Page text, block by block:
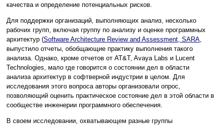
качества и определение потенциальных рисков.
Для поддержки организаций, выполняющих анализ, несколько
рабочих групп, включая группу по анализу и оценке программных
архитектур (Software Architecture Review and Assessment, SARA
выпустило отчеты, обобщающие практику выполнения такого
анализа. Однако, кроме отчетов от AT&T, Avaya Labs и Lucent
Technologies, мало где говорится о состоянии дел в области
анализа архитектур в софтверной индустрии в целом. Для
исследования этого вопроса авторы организовали опрос,
позволяющий оценить практическое состояние дел в этой области в
сообществе инженерии программного обеспечения.
В своем исследовании, охватывающем разные группы